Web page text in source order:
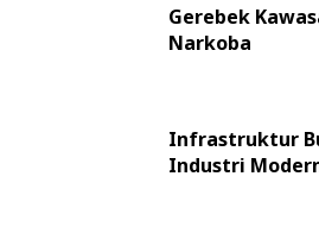
Gerebek
Narkoba
Infrastruktur
Industri